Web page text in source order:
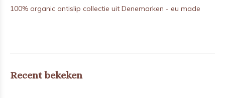
100% organic antislip collectie uit Denemarken - eu made
Recent bekeken